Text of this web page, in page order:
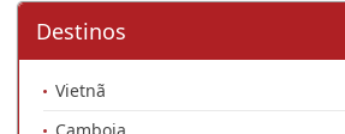
Destinos
Vietnã